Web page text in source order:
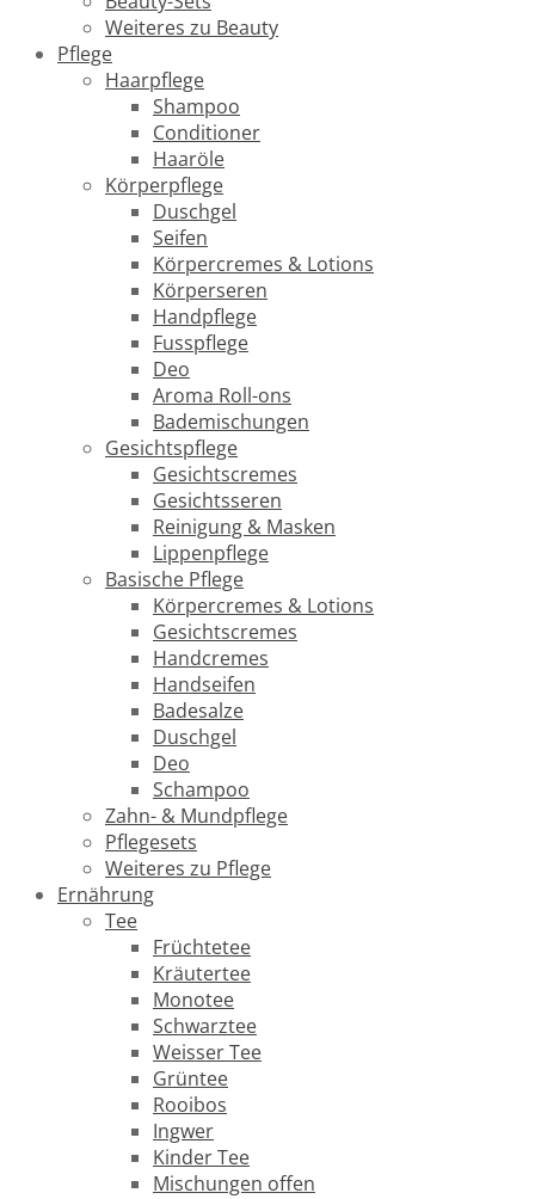
Weiteres zu Beauty
Pflege
Haarpflege
Shampoo
Conditioner
Haaröle
Körperpflege
Duschgel
Seifen
Körpercremes & Lotions
Körperseren
Handpflege
Fusspflege
Deo
Aroma Roll-ons
Bademischungen
Gesichtspflege
Gesichtscremes
Gesichtsseren
Reinigung & Masken
Lippenpflege
Basische Pflege
Körpercremes & Lotions
Gesichtscremes
Handcremes
Handseifen
Badesalze
Duschgel
Deo
Schampoo
Zahn- & Mundpflege
Pflegesets
Weiteres zu Pflege
Ernährung
Tee
Früchtetee
Kräutertee
Monotee
Schwarztee
Weisser Tee
Grüntee
Rooibos
Ingwer
Kinder Tee
Mischungen offen